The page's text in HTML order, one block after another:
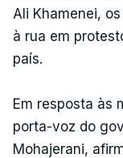
Ali Khamenei,
à rua em
país.
Em resposta às
porta-voz do
Mohajerani,